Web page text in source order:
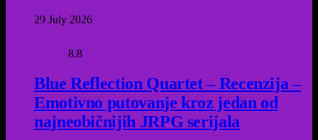
29 July 2026
8.8
Blue Reflection Quartet – Recenzija –
Emotivno putovanje kroz jedan od
najneobičnijih JRPG serijala